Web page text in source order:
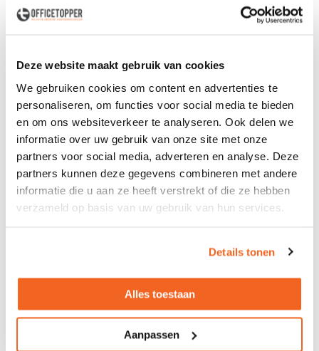
Deze website maakt gebruik van cookies
We gebruiken cookies om content en advertenties te
personaliseren, om functies voor social media te bieden
en om ons websiteverkeer te analyseren. Ook delen we
informatie over uw gebruik van onze site met onze
partners voor social media, adverteren en analyse. Deze
partners kunnen deze gegevens combineren met andere
informatie die u aan ze heeft verstrekt of die ze hebben
verzameld op basis van uw gebruik van hun services.
Details tonen
Alles toestaan
Aanpassen
Niet leverbaar
Leveringin België
Voor zowelParticulieralsZakelijk
ProfessioneleBezorg- en Montageservice
Productspecificaties
- Designstoel - Kleur: creme/wit - Kleur onderstel:
aluminium - Fabrikant: